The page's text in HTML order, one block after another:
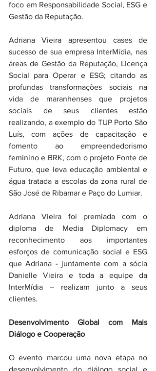
foco em Responsabilidade Social, ESG e
Gestão da Reputação.
Adriana Vieira apresentou cases de
sucesso de sua empresa InterMídia, nas
áreas de Gestão da Reputação, Licença
Social para Operar e ESG; citando as
profundas transformações sociais na
vida de maranhenses que projetos
sociais de seus clientes estão
realizando, a exemplo do TUP Porto São
Luís, com ações de capacitação e
fomento ao empreendedorismo
feminino e BRK, com o projeto Fonte de
Futuro, que leva educação ambiental e
água tratada a escolas da zona rural de
São José de Ribamar e Paço do Lumiar.
Adriana Vieira foi premiada com o
diploma de Media Diplomacy em
reconhecimento aos importantes
esforços de comunicação social e ESG
que Adriana - juntamente com a sócia
Danielle Vieira e toda a equipe da
InterMídia – realizam junto a seus
clientes.
Desenvolvimento Global com Mais
Diálogo e Cooperação
O evento marcou uma nova etapa no